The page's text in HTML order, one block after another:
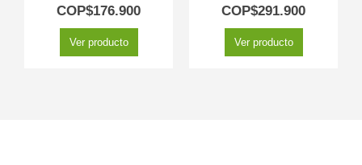
5.00out of 5
COP$176.900
Ver producto
5.00out of 5
COP$291.900
Ver producto